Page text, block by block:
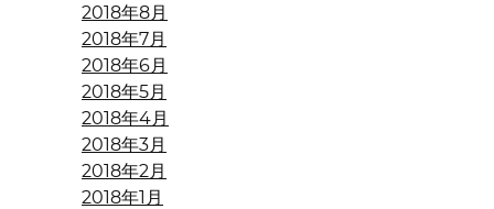
2018年8月
2018年7月
2018年6月
2018年5月
2018年4月
2018年3月
2018年2月
2018年1月